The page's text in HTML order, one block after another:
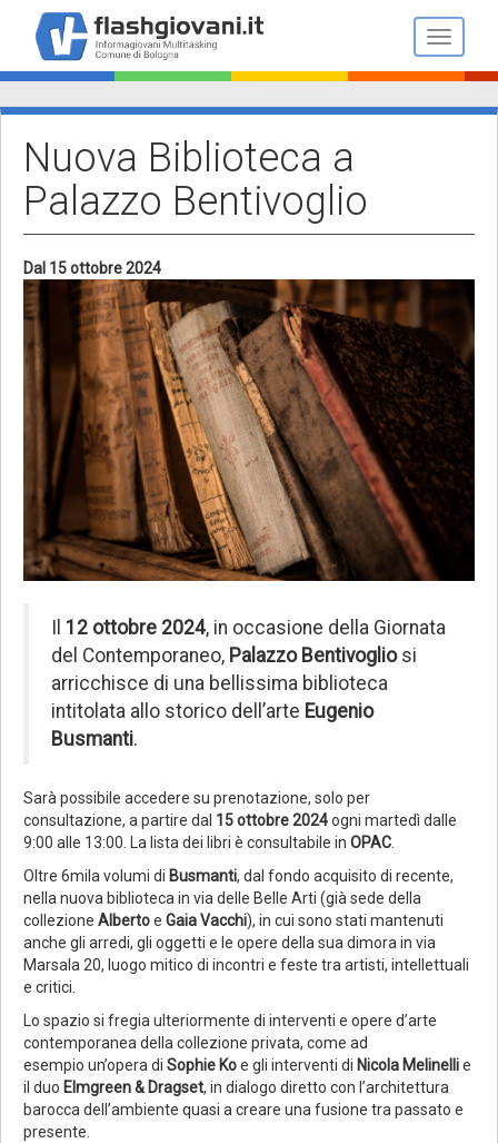
contenuto
principale
Toggle
Nuova Biblioteca a
Palazzo Bentivoglio
Dal 15 ottobre 2024
12 ottobre 2024, in occasione della Giornata
del Contemporaneo, Palazzo Bentivogliosi
arricchisce di una bellissima biblioteca
intitolata allo storico dell’arte Eugenio
Busmanti.
Sarà possibile accedere su prenotazione, solo per
consultazione, a partire dal 15 ottobre 2024ogni martedì dalle
9:00 alle 13:00. La lista dei libri è consultabile in OPAC
Oltre 6mila volumi di Busmanti, dal fondo acquisito di recente,
nella nuova biblioteca in via delle Belle Arti (già sede della
collezione Albertoe Gaia Vacchi), in cui sono stati mantenuti
anche gli arredi, gli oggetti e le opere della sua dimora in via
Marsala 20, luogo mitico di incontri e feste tra artisti, intellettuali
e critici.
Lo spazio si fregia ulteriormente di interventi e opere d’arte
contemporanea della collezione privata, come ad
esempio un’opera di Sophie Koe gli interventi di Nicola Melinellie
il duo Elmgreen & Dragset, in dialogo diretto con l’architettura
barocca dell’ambiente quasi a creare una fusione tra passato e
presente.